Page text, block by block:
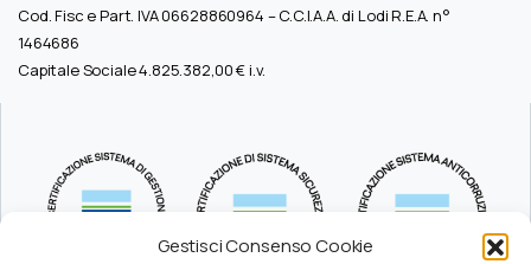
Gestisci Consenso Cookie
Cod. Fisc e Part. IVA 06628860964 – C.C.I.A.A. di Lodi R.E.A. n°
1464686
Capitale Sociale 4.825.382,00 € i.v.